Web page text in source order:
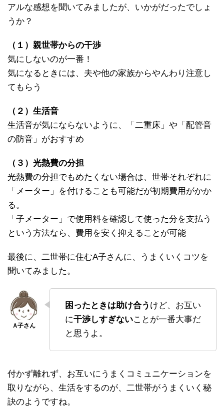
アルな感想を聞いてみましたが、いかがだったでしょ
うか？
（１）親世帯からの干渉
気にしないのが一番！
気になるときには、夫や他の家族からやんわり注意し
てもらう
（２）生活音
生活音が気にならないように、「二重床」や「配管音
の防音」がおすすめ
（３）光熱費の分担
光熱費の分担でもめたくない場合は、世帯それぞれに
「メーター」を付けることも可能だが初期費用がかか
る。
「子メーター」で使用料を確認して使った分を支払う
という方法なら、費用を安く抑えることが可能
最後に、二世帯に住むA子さんに、うまくいくコツを
聞いてみました。
困ったときは助け合う けど、お互い
に干渉しすぎないことが一番大事だ
と思うよ。
付かず離れず、お互いにうまくコミュニケーションを
取りながら、生活をするのが、二世帯がうまくいく秘
訣のようですね。